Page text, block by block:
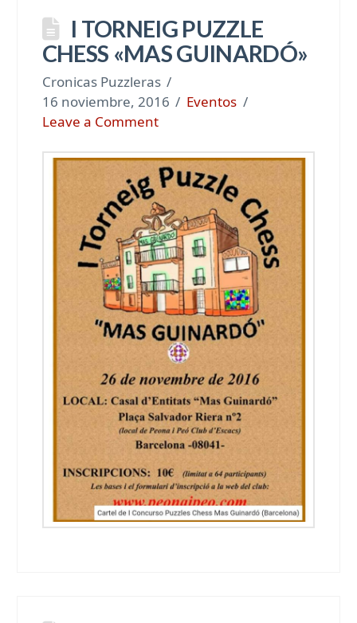
I TORNEIG PUZZLE
CHESS «MAS GUINARDÓ»
Cronicas Puzzleras
16 noviembre, 2016
Eventos
Leave a Comment